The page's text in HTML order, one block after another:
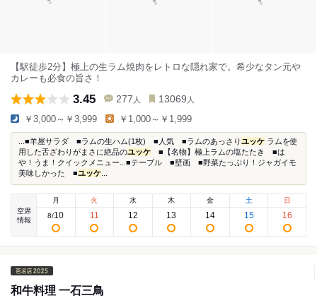
【駅徒歩2分】極上の生ラム焼肉をレトロな隠れ家で。希少なタン元や
カレーも必食の旨さ！
3.45 277 人 13069 人
￥3,000～￥3,999 ￥1,000～￥1,999
...■羊屋サラダ ■ラムの生ハム(1枚) ■人気 ■ラムのあっさりユッケ ラムを使
用した舌ざわりがまさに絶品のユッケ ■【名物】極上ラムの塩たたき ■は
や！うま！クイックメニュー...■テーブル ■壁画 ■野菜たっぷり！ジャガイモ
美味しかった ■ユッケ
空席
情報
月
8/10
火
11
水
12
木
13
金
14
土
15
日
16
和牛料理 一石三鳥